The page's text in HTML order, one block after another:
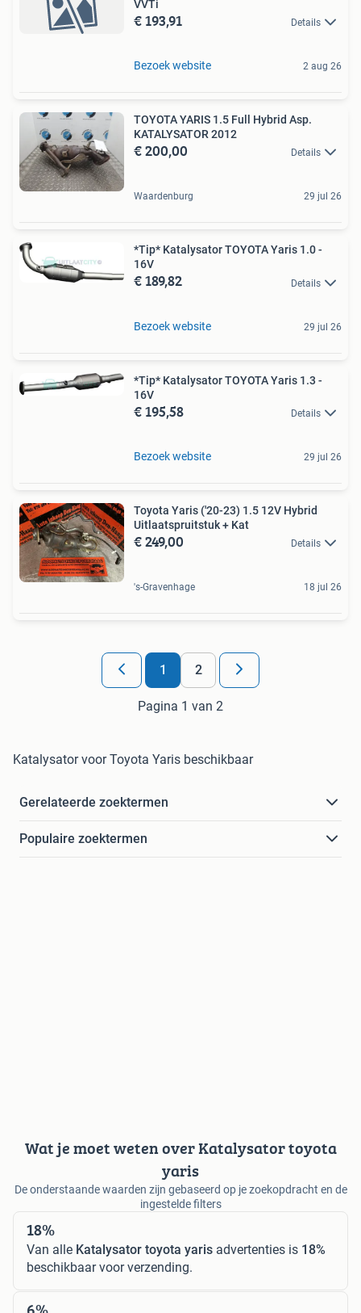
VVTi
€ 193,91 Details
Bezoek website 2 aug 26
TOYOTA YARIS 1.5 Full Hybrid Asp.
KATALYSATOR 2012
€ 200,00 Details
Waardenburg 29 jul 26
*Tip* Katalysator TOYOTA Yaris 1.0 -
16V
€ 189,82 Details
Bezoek website 29 jul 26
*Tip* Katalysator TOYOTA Yaris 1.3 -
16V
€ 195,58 Details
Bezoek website 29 jul 26
Toyota Yaris ('20-23) 1.5 12V Hybrid
Uitlaatspruitstuk + Kat
€ 249,00 Details
's-Gravenhage 18 jul 26
1 2
Pagina 1 van 2
Katalysator voor Toyota Yaris beschikbaar
Gerelateerde zoektermen
Populaire zoektermen
Wat je moet weten over Katalysator toyota
yaris
De onderstaande waarden zijn gebaseerd op je zoekopdracht en de
ingestelde filters
18%
Van alle Katalysator toyota yaris advertenties is 18%
beschikbaar voor verzending.